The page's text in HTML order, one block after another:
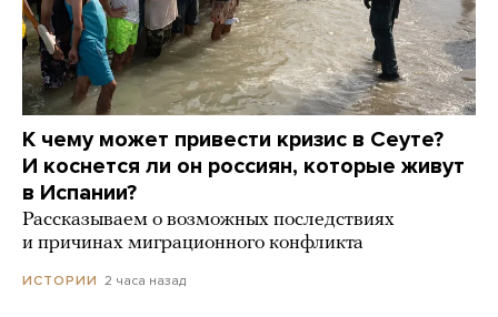
К чему может привести кризис в Сеуте?
И коснется ли он россиян, которые живут
в Испании?
Рассказываем о возможных последствиях
и причинах миграционного конфликта
ИСТОРИИ 2 часа назад